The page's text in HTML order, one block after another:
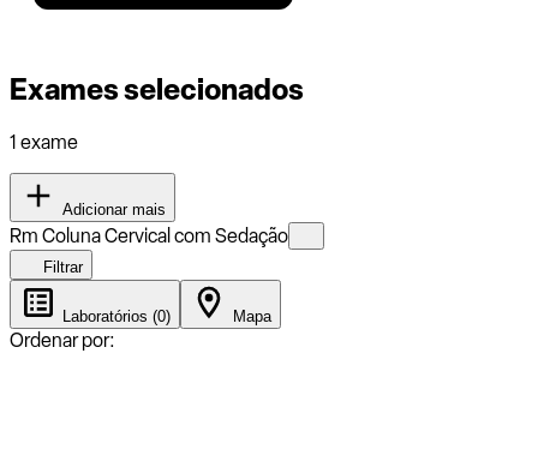
Exames selecionados
1 exame
Adicionar mais
Rm Coluna Cervical com Sedação
Filtrar
Laboratórios (0) Mapa
Ordenar por: